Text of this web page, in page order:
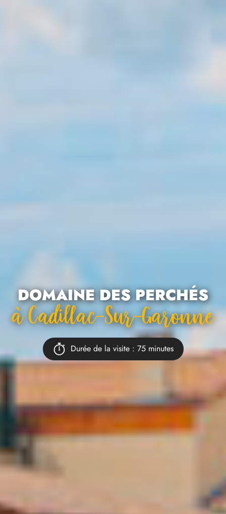
DOMAINE DES PERCHÉS
À Cadillac-Sur-Garonne
Durée de la visite : 75 minutes